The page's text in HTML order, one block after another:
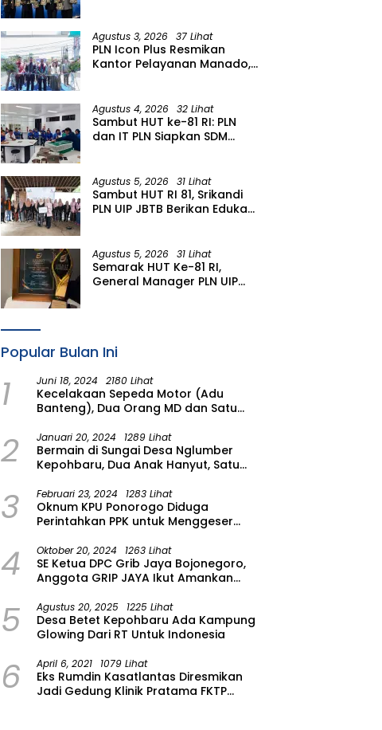
Agustus 3, 2026 37 Lihat
PLN Icon Plus Resmikan
Kantor Pelayanan Manado,
Agustus 4, 2026 32 Lihat
Sambut HUT ke-81 RI: PLN
dan IT PLN Siapkan SDM
Terbarukan bagi Siswa SMA
Agustus 5, 2026 31 Lihat
Sambut HUT RI 81, Srikandi
PLN UIP JBTB Berikan Edukasi
Perempuan Tangguh
Bencana di Kampung Aren
Simacan Banyuwangi
Agustus 5, 2026 31 Lihat
Semarak HUT Ke-81 RI,
General Manager PLN UIP
Popular Bulan Ini
1 Juni 18, 2024 2180 Lihat
Kecelakaan Sepeda Motor (Adu
Banteng), Dua Orang MD dan Satu
2 Januari 20, 2024 1289 Lihat
Bermain di Sungai Desa Nglumber
Kepohbaru, Dua Anak Hanyut, Satu
Masih Dalam Pencarian
3 Februari 23, 2024 1283 Lihat
Oknum KPU Ponorogo Diduga
Perintahkan PPK untuk Menggeser
Provinsi Asal Partai Gerindra
4 Oktober 20, 2024 1263 Lihat
SE Ketua DPC Grib Jaya Bojonegoro,
Anggota GRIP JAYA Ikut Amankan
Wilayah Bojonegoro
5 Agustus 20, 2025 1225 Lihat
Desa Betet Kepohbaru Ada Kampung
Glowing Dari RT Untuk Indonesia
6 April 6, 2021 1079 Lihat
Eks Rumdin Kasatlantas Diresmikan
Jadi Gedung Klinik Pratama FKTP